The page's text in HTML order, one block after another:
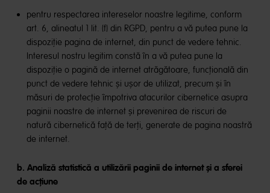
pentru respectarea intereselor noastre legitime, conform
art. 6, alineatul 1 lit. (f) din RGPD, pentru a vă putea pune la
dispoziție pagina de internet, din punct de vedere tehnic.
Interesul nostru legitim constă în a vă putea pune la
dispoziție o pagină de internet atrăgătoare, funcțională din
punct de vedere tehnic și ușor de utilizat, precum și în
măsuri de protecție împotriva atacurilor cibernetice asupra
paginii noastre de internet și prevenirea de riscuri de
natură cibernetică față de terți, generate de pagina noastră
de internet.
b. Analiză statistică a utilizării paginii de internet și a sferei
de acțiune